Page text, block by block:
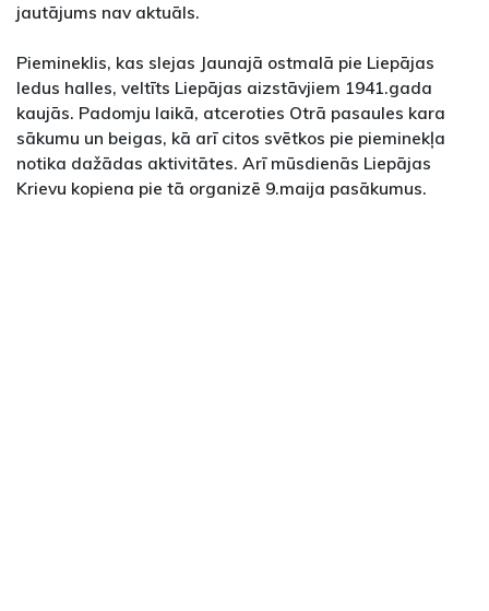
jautājums nav aktuāls.
Piemineklis, kas slejas Jaunajā ostmalā pie Liepājas
ledus halles, veltīts Liepājas aizstāvjiem 1941.gada
kaujās. Padomju laikā, atceroties Otrā pasaules kara
sākumu un beigas, kā arī citos svētkos pie pieminekļa
notika dažādas aktivitātes. Arī mūsdienās Liepājas
Krievu kopiena pie tā organizē 9.maija pasākumus.